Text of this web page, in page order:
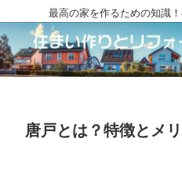
最高の家を作るための知識
唐戸とは？特徴とメ